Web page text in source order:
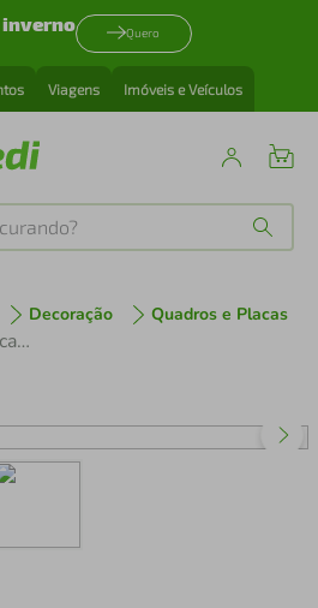
inverno Quero
Viagens Imóveis e Veículos
Decoração Quadros e Placas
Quadro Triângulo Escandinavo 86x60 Caixa Branco